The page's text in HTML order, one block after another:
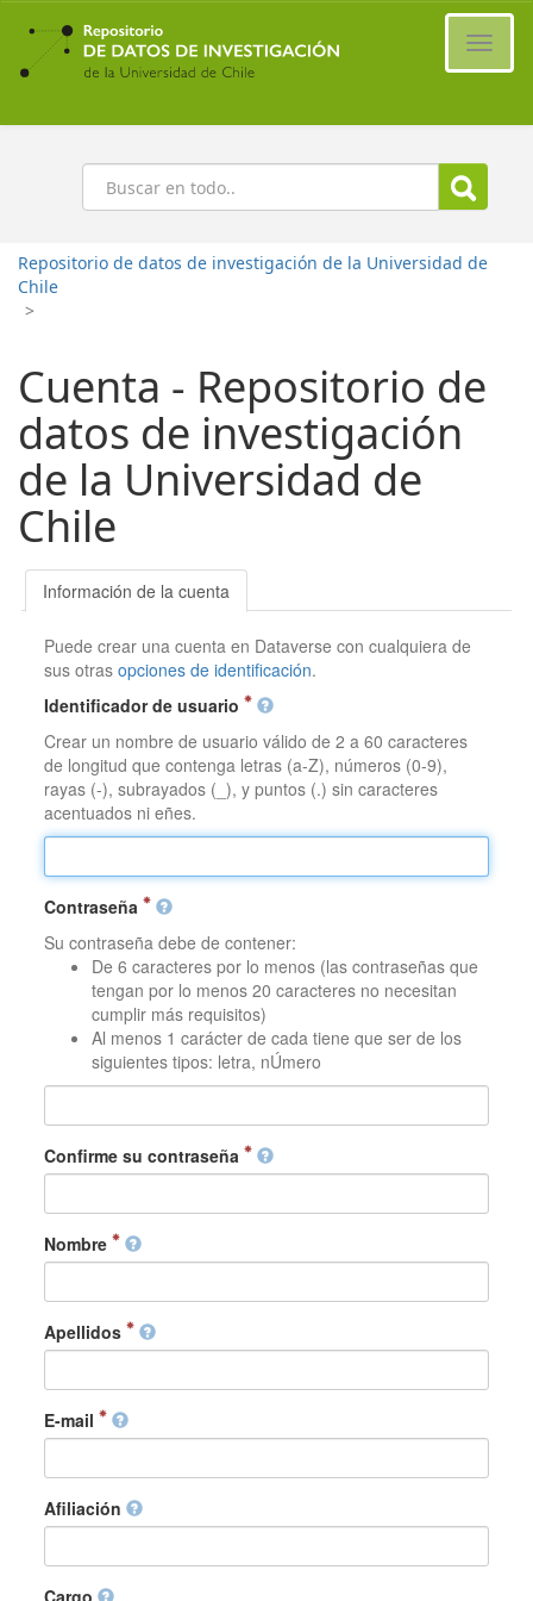
Ir
contenido
principal
Buscar
Repositorio de datos de investigación de la Universidad de
Chile
>
Cuenta - Repositorio de
datos de investigación
de la Universidad de
Chile
Información de la cuenta
Puede crear una cuenta en Dataverse con cualquiera de
sus otrasopciones de identificación.
Identificador de usuario
Crear un nombre de usuario válido de 2 a 60 caracteres
de longitud que contenga letras (a-Z), números (0-9),
rayas (-), subrayados (_), y puntos (.) sin caracteres
acentuados ni eñes.
Contraseña
Su contraseña debe de contener:
De 6 caracteres por lo menos (las contraseñas que
tengan por lo menos 20 caracteres no necesitan
cumplir más requisitos)
Al menos 1 carácter de cada tiene que ser de los
siguientes tipos: letra, nÚmero
Confirme su contraseña
Nombre
Apellidos
E-mail
Afiliación
Cargo